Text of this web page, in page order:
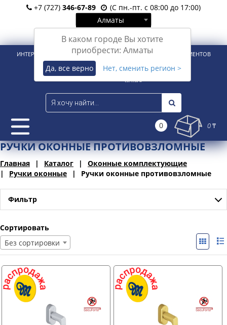
+7 (727) 346-67-89
(С пн.-пт. с 08:00 до 17:00)
Алматы
В каком городе Вы хотите
приобрести: Алматы
Да, все верно Нет, сменить регион >
Вход Регистрация
ИНТЕРНЕТ-МАГАЗИН ДЛЯ РОЗНИЧНЫХ И КОРПОРАТИВНЫХ КЛИЕНТОВ
0 0 ₸
РУЧКИ ОКОННЫЕ ПРОТИВОВЗЛОМНЫЕ
Главная Каталог
Оконные комплектующие
Ручки оконные
Ручки оконные противовзломные
Фильтр
Сортировать
Без сортировки